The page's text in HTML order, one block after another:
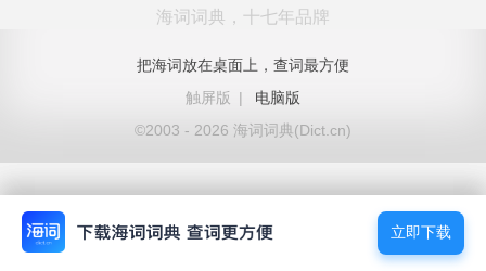
海词词典，十七年品牌
把海词放在桌面上，查词最方便
触屏版
|
电脑版
©2003 - 2026 海词词典(Dict.cn)
立即下载
立即下载